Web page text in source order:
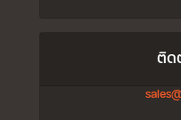
ติ